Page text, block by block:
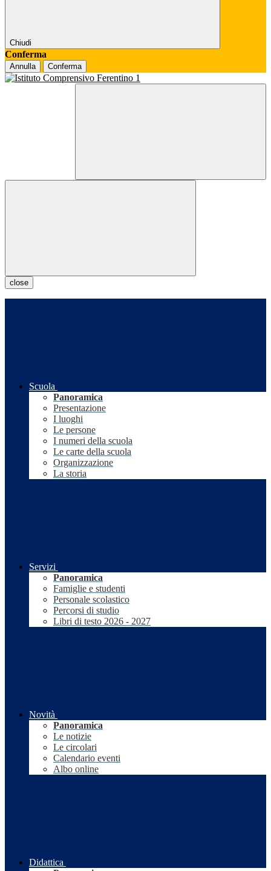
Chiudi
Conferma
Annulla Conferma
close
Scuola
Panoramica
Presentazione
I luoghi
Le persone
I numeri della scuola
Le carte della scuola
Organizzazione
La storia
Servizi
Panoramica
Famiglie e studenti
Personale scolastico
Percorsi di studio
Libri di testo 2026 - 2027
Novità
Panoramica
Le notizie
Le circolari
Calendario eventi
Albo online
Didattica